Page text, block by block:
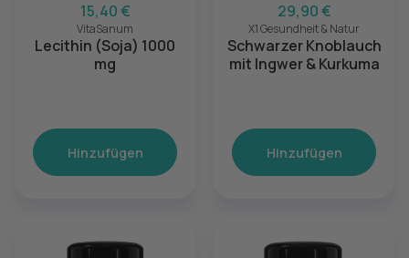
15,40 €
VitaSanum
Lecithin (Soja) 1000
mg
Hinzufügen
29,90 €
X1 Gesundheit & Natur
Schwarzer Knoblauch
mit Ingwer & Kurkuma
Hinzufügen